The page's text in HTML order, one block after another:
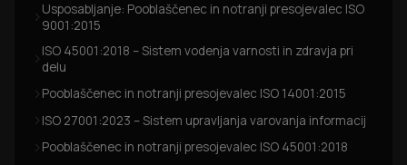
Usposabljanje: Pooblaščenec in notranji presojevalec ISO
9001:2015
ISO 45001:2018 – Sistem vodenja varnosti in zdravja pri
delu
Pooblaščenec in notranji presojevalec ISO 14001:2015
ISO 27001:2023 – Sistem upravljanja varovanja informacij
Pooblaščenec in notranji presojevalec ISO 45001:2018